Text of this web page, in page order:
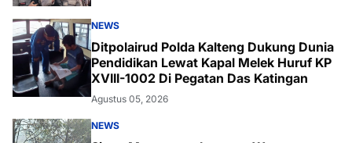
NEWS
Ditpolairud Polda Kalteng Dukung Dunia
Pendidikan Lewat Kapal Melek Huruf KP
XVIII-1002 Di Pegatan Das Katingan
Agustus 05, 2026
NEWS